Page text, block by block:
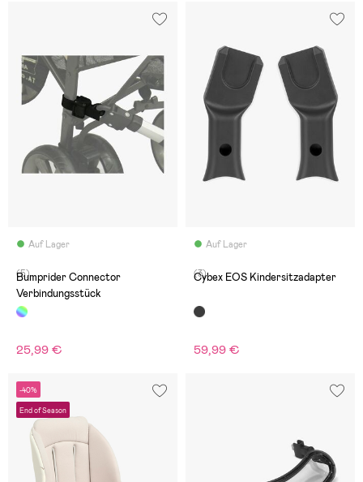
Auf Lager
(5)
Bumprider Connector
Verbindungsstück
25,99 €
Auf Lager
(3)
Cybex EOS Kindersitzadapter
59,99 €
-40%
End of Season